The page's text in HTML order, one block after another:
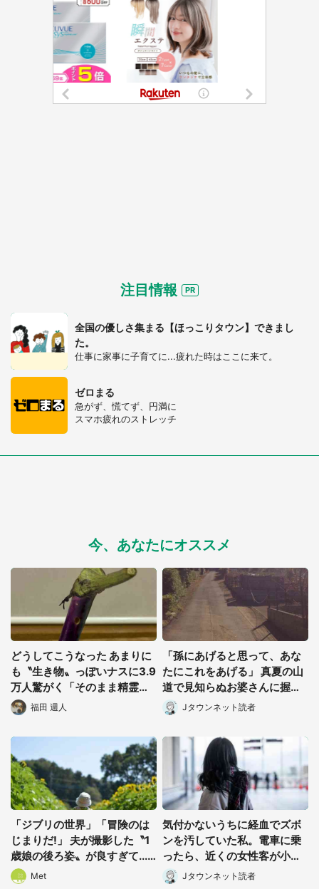
都道府選択
注目情報
全国の優しさ集まる【ほっこりタウン】できまし
た。
仕事に家事に子育てに...疲れた時はここに来て。
ゼロまる
急がず、慌てず、円満に
スマホ疲れのストレッチ
今、あなたにオススメ
どうしてこうなった あまりに
も〝生き物〟っぽいナスに3.9
万人驚がく「そのまま精霊馬
に使えそう」
福田 週人
「孫にあげると思って、あな
たにこれをあげる」 真夏の山
道で見知らぬお婆さんに握ら
されたもの(山口県・30代女
性)
Jタウンネット読者
「ジブリの世界」「冒険のは
じまりだ!」 夫が撮影した〝1
歳娘の後ろ姿〟が良すぎて...
4.8万人感激
Met
気付かないうちに経血でズボ
ンを汚していた私。電車に乗
ったら、近くの女性客が小さ
な声で(千葉県・10代女性)
Jタウンネット読者